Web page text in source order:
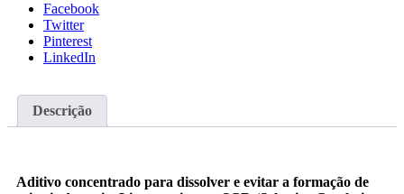
Facebook
Twitter
Pinterest
LinkedIn
Descrição
Aditivo concentrado para dissolver e evitar a formação de